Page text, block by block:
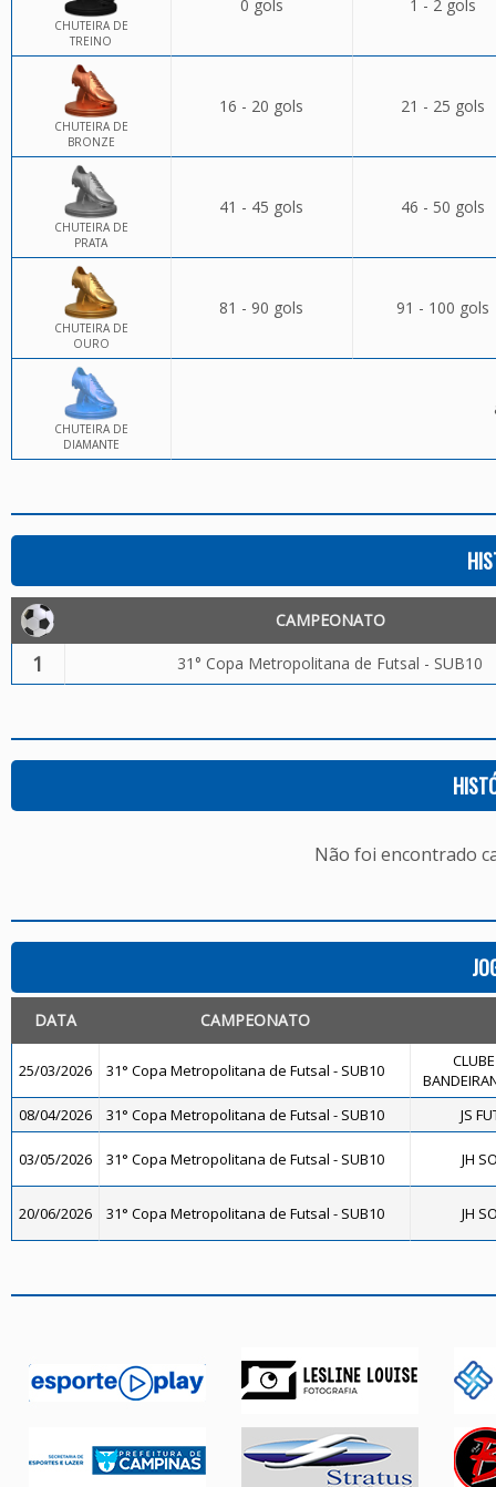
CHUTEIRA DE
TREINO
0 gols 1 - 2 gols
CHUTEIRA DE
BRONZE
16 - 20 gols 21 - 25 gols
CHUTEIRA DE
PRATA
41 - 45 gols 46 - 50 gols
CHUTEIRA DE
OURO
81 - 90 gols 91 - 100 gols
CHUTEIRA DE
DIAMANTE
CAMPEONATO
1 31° Copa Metropolitana de Futsal - SUB10
Não foi encontrado
DATA CAMPEONATO
25/03/2026 31° Copa Metropolitana de Futsal - SUB10
08/04/2026
31° Copa Metropolitana de Futsal - SUB10 JS
03/05/2026 31° Copa Metropolitana de Futsal - SUB10 JH
20/06/2026 31° Copa Metropolitana de Futsal - SUB10 JH